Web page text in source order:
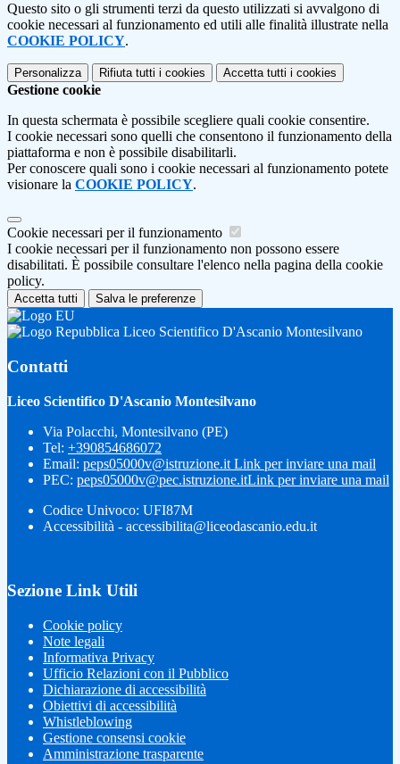
Questo sito o gli strumenti terzi da questo utilizzati si avvalgono di
cookie necessari al funzionamento ed utili alle finalità illustrate nella
COOKIE POLICY.
Personalizza Rifiuta tutti i cookies Accetta tutti i cookies
Gestione cookie
In questa schermata è possibile scegliere quali cookie consentire.
I cookie necessari sono quelli che consentono il funzionamento della
piattaforma e non è possibile disabilitarli.
Per conoscere quali sono i cookie necessari al funzionamento potete
visionare la COOKIE POLICY.
Cookie necessari per il funzionamento
I cookie necessari per il funzionamento non possono essere
disabilitati. È possibile consultare l'elenco nella pagina della cookie
policy.
Accetta tutti Salva le preferenze
Liceo Scientifico D'Ascanio Montesilvano
Contatti
Liceo Scientifico D'Ascanio Montesilvano
Via Polacchi, Montesilvano (PE)
Tel: +390854686072
Email: peps05000v@istruzione.it Link per inviare una mail
PEC: peps05000v@pec.istruzione.itLink per inviare una mail
Codice Univoco: UFI87M
Accessibilità - accessibilita@liceodascanio.edu.it
Sezione Link Utili
Cookie policy
Note legali
Informativa Privacy
Ufficio Relazioni con il Pubblico
Dichiarazione di accessibilità
Obiettivi di accessibilità
Whistleblowing
Gestione consensi cookie
Amministrazione trasparente